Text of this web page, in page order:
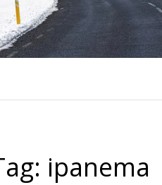
ipanema